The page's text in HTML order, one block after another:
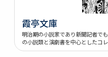
霞亭文庫
明治期の小説家であり新聞記者で
の小説類と演劇書を中心としたコレ